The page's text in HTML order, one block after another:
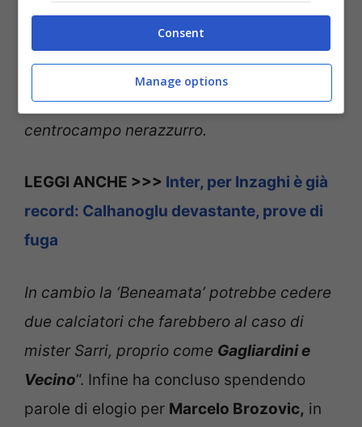
L’Inter dovrebbe bussare alle porte della
Lazio e farsi dare Luis Alberto
conosce molto bene visto che lo ha
allenato. Sarebbe la ciliegina sulla torta nel
centrocampo nerazzurro.
LEGGI ANCHE >>> Inter, per Inzaghi è già
record: Calhanoglu devastante, prove di
fuga
In cambio la ‘Beneamata’ potrebbe cedere
due calciatori che farebbero al caso di
mister Sarri, proprio come Gagliardini e
Vecino“. Infine ha concluso spendendo
parole di elogio per Marcelo Brozovic, in
Consent
Manage options